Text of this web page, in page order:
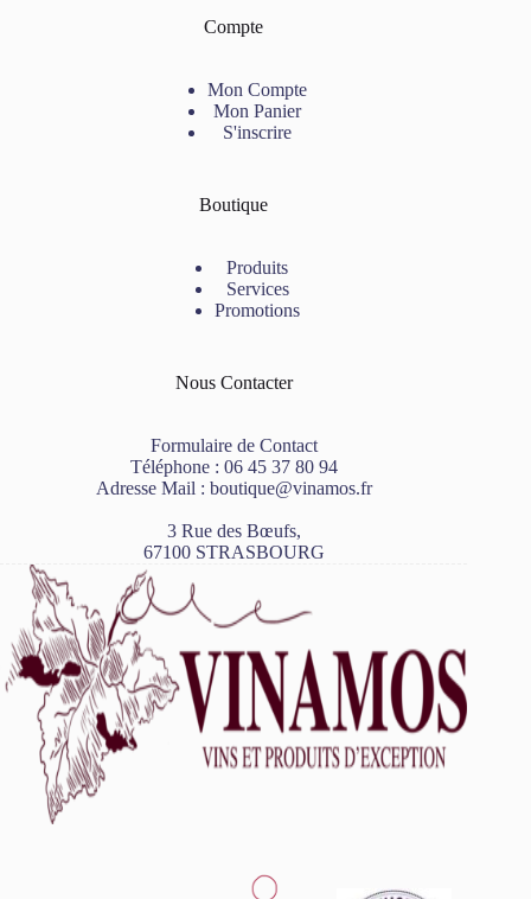
Compte
Mon Compte
Mon Panier
S'inscrire
Boutique
Produits
Services
Promotions
Nous Contacter
Formulaire de Contact
Téléphone : 06 45 37 80 94
Adresse Mail : boutique@vinamos.fr
3 Rue des Bœufs,
67100 STRASBOURG